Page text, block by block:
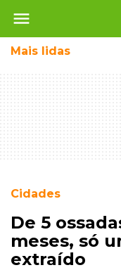
menu
Mais lidas
Cidades
De 5
meses, só
extraído